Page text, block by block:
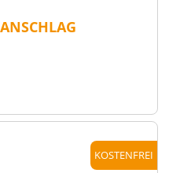
KOSTENFREI